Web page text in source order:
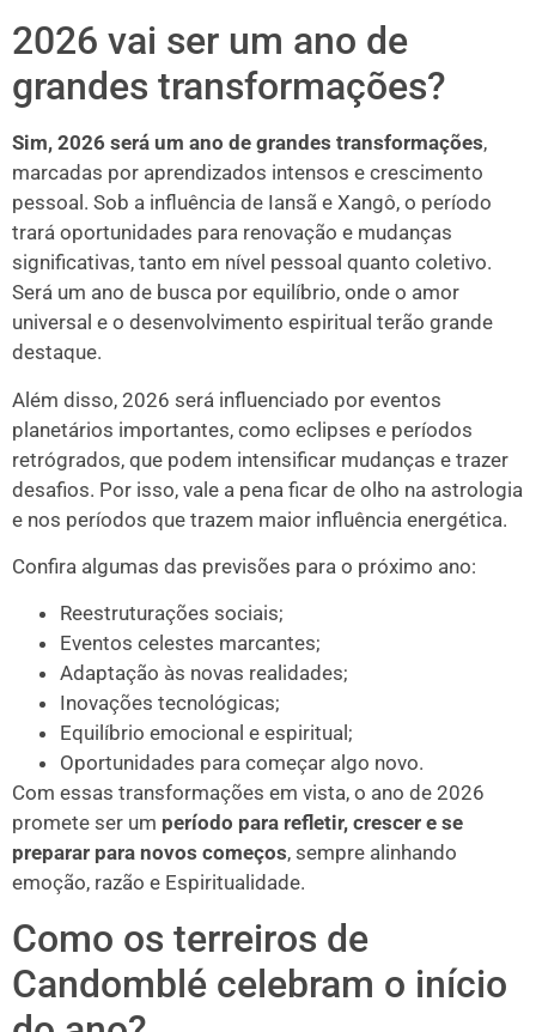
2026 vai ser um ano de
grandes transformações?
Sim, 2026 será um ano de grandes transformações,
marcadas por aprendizados intensos e crescimento
pessoal. Sob a influência de Iansã e Xangô, o período
trará oportunidades para renovação e mudanças
significativas, tanto em nível pessoal quanto coletivo.
Será um ano de busca por equilíbrio, onde o amor
universal e o desenvolvimento espiritual terão grande
destaque.
Além disso, 2026 será influenciado por eventos
planetários importantes, como eclipses e períodos
retrógrados, que podem intensificar mudanças e trazer
desafios. Por isso, vale a pena ficar de olho na astrologia
e nos períodos que trazem maior influência energética.
Confira algumas das previsões para o próximo ano:
Reestruturações sociais;
Eventos celestes marcantes;
Adaptação às novas realidades;
Inovações tecnológicas;
Equilíbrio emocional e espiritual;
Oportunidades para começar algo novo.
Com essas transformações em vista, o ano de 2026
promete ser um período para refletir, crescer e se
preparar para novos começos, sempre alinhando
emoção, razão e Espiritualidade.
Como os terreiros de
Candomblé celebram o início